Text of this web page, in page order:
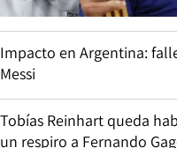
Impacto en Argentina:
Messi
Tobías Reinhart queda
un respiro a Fernando